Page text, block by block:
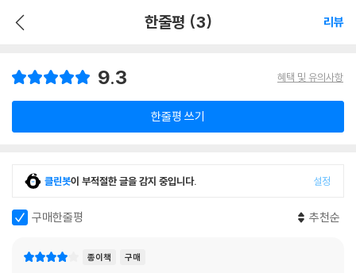
한줄평 (3) 리뷰
9.3 혜택 및 유의사항
한줄평 쓰기
클린봇이 부적절한 글을 감지 중입니다. 설정
구매한줄평 추천순
종이책 구매